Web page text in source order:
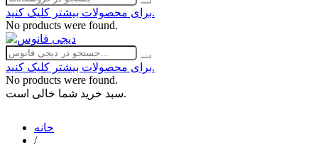
برای محصولات بیشتر کلیک کنید.
No products were found.
برای محصولات بیشتر کلیک کنید.
No products were found.
سبد خرید شما خالی است.
خانه
/